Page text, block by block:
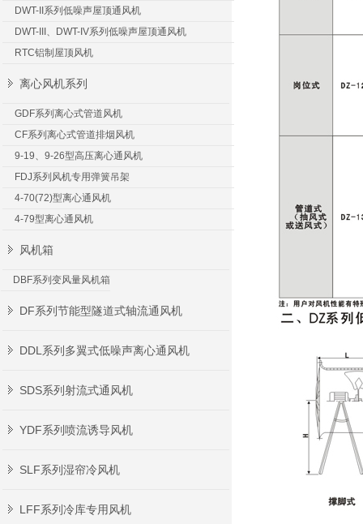
DWT-II系列低噪声屋顶通风机
DWT-III、DWT-IV系列低噪声屋顶通风机
RTC铝制屋顶风机
离心风机系列
GDF系列离心式管道风机
CF系列离心式管道排烟风机
9-19、9-26型高压离心通风机
FDJ系列风机专用弹簧吊架
4-70(72)型离心通风机
4-79型离心通风机
风机箱
DBF系列变风量风机箱
DF系列节能型隧道式轴流通风机
DDL系列多翼式低噪声离心通风机
SDS系列射流式通风机
YDF系列喷流诱导风机
SLF系列湿帘冷风机
LFF系列冷库专用风机